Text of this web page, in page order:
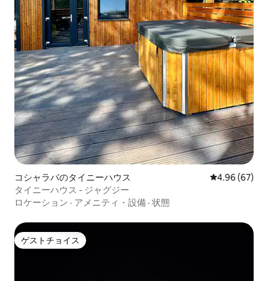
コシャラバのタイニーハウス レビュー67
4.96 (67)
タイニーハウス - ジャグジー
ロケーション · アメニティ・設備 · 状態
ゲストチョイス
ゲストチョイス